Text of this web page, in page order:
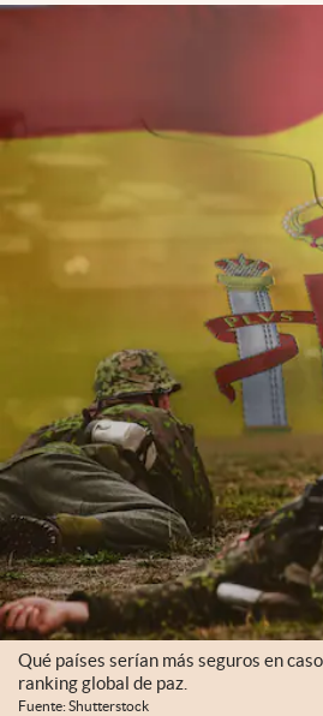
Qué países serían más seguros en
ranking global de paz.
Fuente: Shutterstock